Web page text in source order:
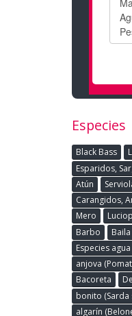
Especies
Black Bass
Esparidos,
Atún
Carangidos,
Mero
Barbo
Baila
Especies
anjova
Bacoreta
bonito (Sarda
algarín